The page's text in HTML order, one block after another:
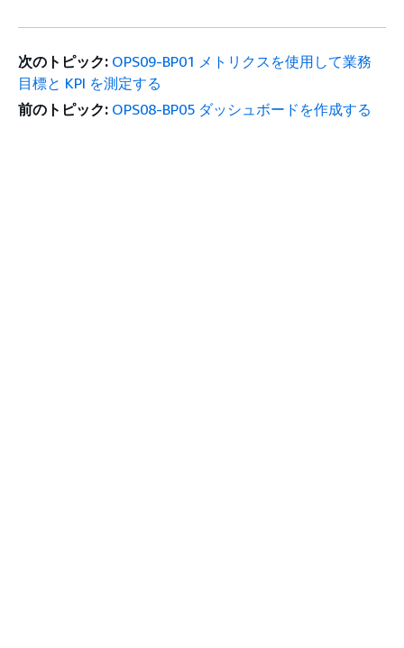
次のトピック: OPS09-BP01 メトリクスを使用して業務
目標と KPI を測定する
前のトピック: OPS08-BP05 ダッシュボードを作成する